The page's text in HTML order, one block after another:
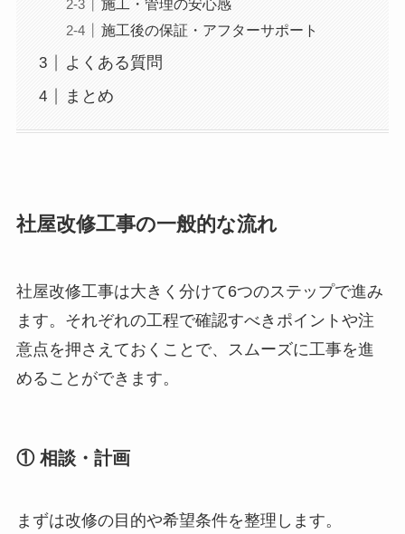
施工・管理の安心感
施工後の保証・アフターサポート
よくある質問
まとめ
社屋改修工事の一般的な流れ
社屋改修工事は大きく分けて6つのステップで進み
ます。それぞれの工程で確認すべきポイントや注
意点を押さえておくことで、スムーズに工事を進
めることができます。
① 相談・計画
まずは改修の目的や希望条件を整理します。